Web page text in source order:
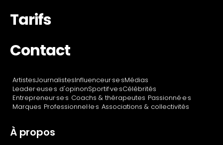
Tarifs
Contact
ArtistesJournalistesInfluenceur·se·sMédias
Leader·euse·s d'opinonSportif·ve·sCélébrités
Entrepreneur·se·s Coachs & thérapeutes Passionné·e·s
Marques Professionnel·le·s Associations & collectivités
À propos